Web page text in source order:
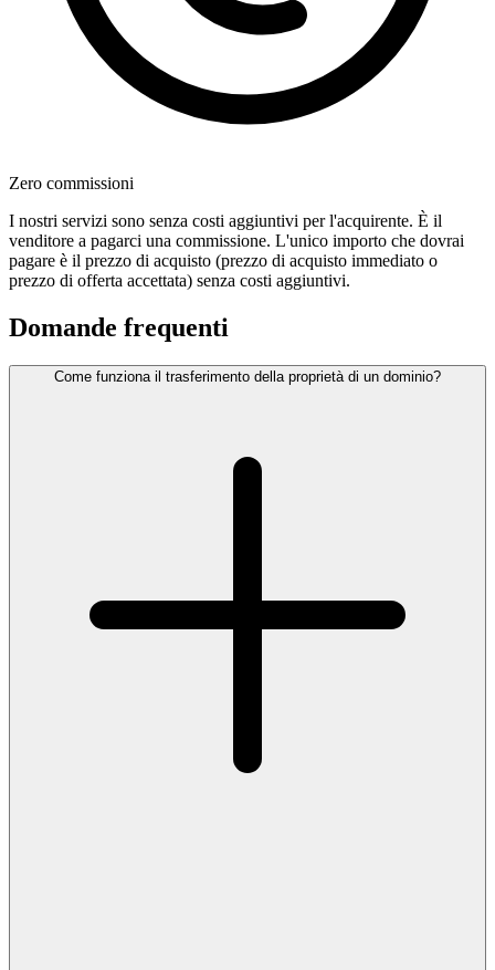
Zero commissioni
I nostri servizi sono senza costi aggiuntivi per l'acquirente. È il
venditore a pagarci una commissione. L'unico importo che dovrai
pagare è il prezzo di acquisto (prezzo di acquisto immediato o
prezzo di offerta accettata) senza costi aggiuntivi.
Domande frequenti
Come funziona il trasferimento della proprietà di un dominio?